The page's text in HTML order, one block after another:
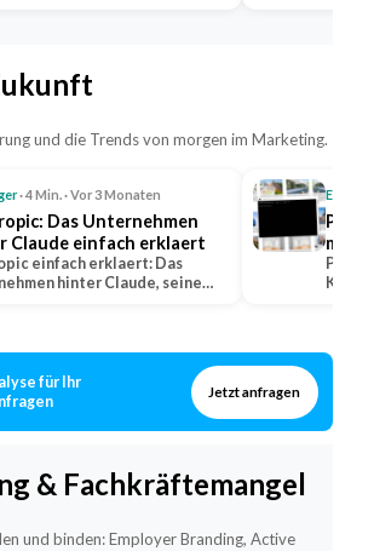
und die Trends von morgen im Marketing.
· 4 Min. · Vor 3 Monaten
Das Unternehmen
Claude einfach erklaert
einfach erklaert: Das
hinter Claude, seine
mit
KI-
für Ihr
Jetzt anfragen
& Fachkräftemangel
und binden: Employer Branding, Active